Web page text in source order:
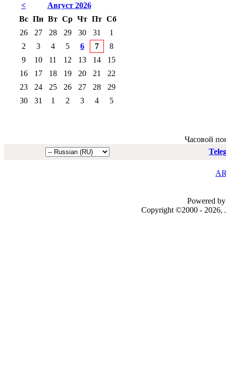
<
Август 2026
Вс Пн Вт Ср Чт Пт Сб
26
27 28 29 30 31
1
2
3 4 5 6 7
8
9
10 11 12 13 14
15
16
17 18 19 20 21
22
23
24 25 26 27 28
29
30
31 1 2 3 4 5
Часовой
Powered
Copyright ©2000 - 2026,